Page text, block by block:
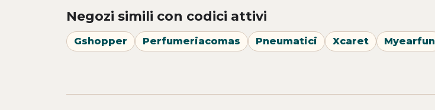
Negozi simili con codici attivi
Gshopper Perfumeriacomas Pneumatici Xcaret Myearfun